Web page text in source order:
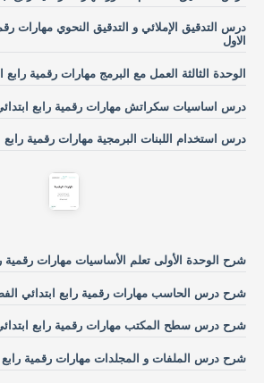
درس التدقيق الإملائي و التدقيق النحوي مهارات
الاول
الوحدة الثالثة العمل مع البرمج مهارات رقمية رابع
درس اساسيات سكراتش مهارات رقمية رابع
درس استخدام اللبنات البرمجية مهارات رقمية رابع
شرح الوحدة الأولى تعلم الأساسيات مهارات رقمية
شرح درس الحاسب مهارات رقمية رابع ابتدائي
شرح درس سطح المكتب مهارات رقمية رابع
شرح درس الملفات و المجلدات مهارات رقمية رابع